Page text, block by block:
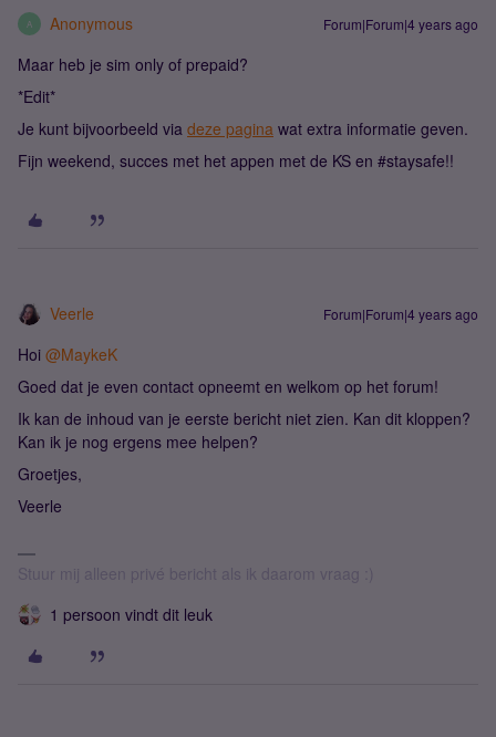
A Anonymous Forum|Forum|4 years ago
Maar heb je sim only of prepaid?
*Edit*
Je kunt bijvoorbeeld via deze pagina wat extra informatie geven.
Fijn weekend, succes met het appen met de KS en #staysafe!!
Veerle Forum|Forum|4 years ago
Hoi @MaykeK
Goed dat je even contact opneemt en welkom op het forum!
Ik kan de inhoud van je eerste bericht niet zien. Kan dit kloppen?
Kan ik je nog ergens mee helpen?
Groetjes,
Veerle
Stuur mij alleen privé bericht als ik daarom vraag :)
1 persoon vindt dit leuk